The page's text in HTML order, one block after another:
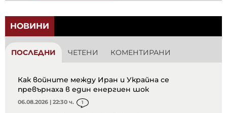
НОВИНИ
ПОСЛЕДНИ ЧЕТЕНИ КОМЕНТИРАНИ
Как войните между Иран и Украйна се
превърнаха в един енергиен шок
06.08.2026 | 22:30 ч. 1